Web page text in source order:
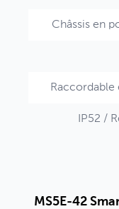
Châssis en
Raccordable
IP52 /
MS5E-42